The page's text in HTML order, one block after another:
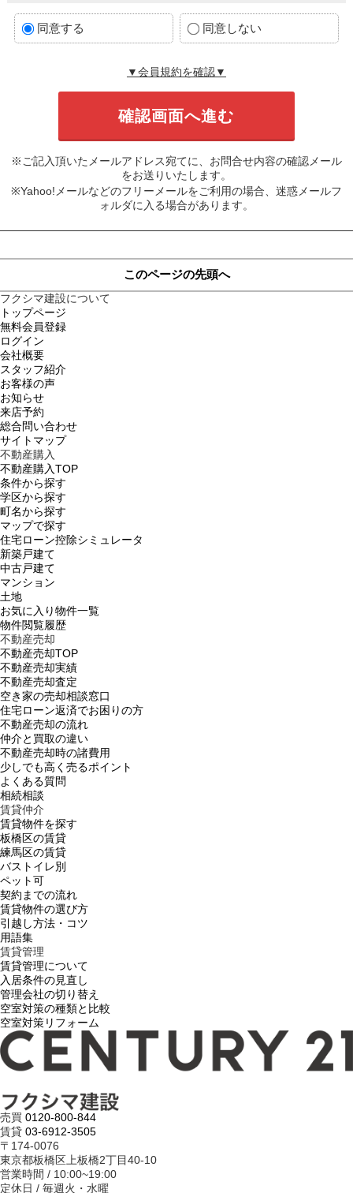
同意する 同意しない
▼会員規約を確認▼
※ご記入頂いたメールアドレス宛てに、お問合せ内容の確認メール
をお送りいたします。
※Yahoo!メールなどのフリーメールをご利用の場合、迷惑メールフ
ォルダに入る場合があります。
このページの先頭へ
フクシマ建設について
トップページ
無料会員登録
ログイン
会社概要
スタッフ紹介
お客様の声
お知らせ
来店予約
総合問い合わせ
サイトマップ
不動産購入
不動産購入TOP
条件から探す
学区から探す
町名から探す
マップで探す
住宅ローン控除シミュレータ
新築戸建て
中古戸建て
マンション
土地
お気に入り物件一覧
物件閲覧履歴
不動産売却
不動産売却TOP
不動産売却実績
不動産売却査定
空き家の売却相談窓口
住宅ローン返済でお困りの方
不動産売却の流れ
仲介と買取の違い
不動産売却時の諸費用
少しでも高く売るポイント
よくある質問
相続相談
賃貸仲介
賃貸物件を探す
板橋区の賃貸
練馬区の賃貸
バストイレ別
ペット可
契約までの流れ
賃貸物件の選び方
引越し方法・コツ
用語集
賃貸管理
賃貸管理について
入居条件の見直し
管理会社の切り替え
空室対策の種類と比較
空室対策リフォーム
売買 0120-800-844
賃貸 03-6912-3505
〒174-0076
東京都板橋区上板橋2丁目40-10
営業時間 / 10:00~19:00
定休日 / 毎週火・水曜